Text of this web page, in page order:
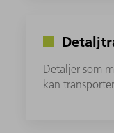
Detaljer som
kan